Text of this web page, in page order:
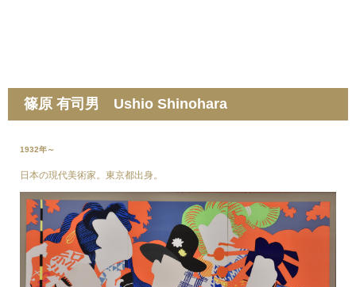
篠原 有司男 Ushio Shinohara
1932年～
日本の現代美術家。東京都出身。